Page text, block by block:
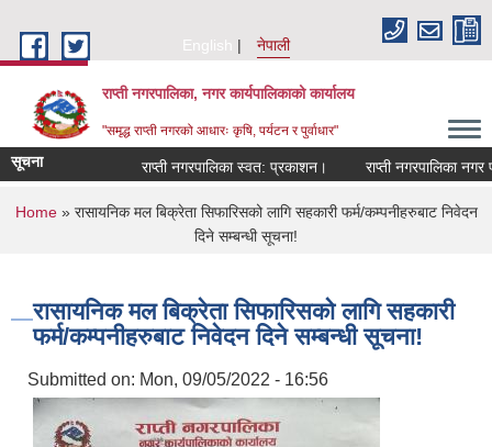
English
नेपाली
राप्ती नगरपालिका, नगर कार्यपालिकाको कार्यालय
"समृद्ध राप्ती नगरको आधारः कृषि, पर्यटन र पुर्वाधार"
सूचना राप्ती नगरपालिका स्वत: प्रकाशन। राप्ती नगरपालिका नगर
You are here
Home» रासायनिक मल बिक्रेता सिफारिसको लागि सहकारी फर्म/कम्पनीहरुबाट निवेदन
दिने सम्बन्धी सूचना!
रासायनिक मल बिक्रेता सिफारिसको लागि सहकारी
फर्म/कम्पनीहरुबाट निवेदन दिने सम्बन्धी सूचना!
Submitted on: Mon, 09/05/2022 - 16:56